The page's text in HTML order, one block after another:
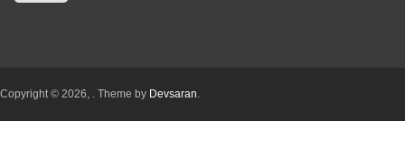
Copyright © 2026, . Theme by Devsaran.